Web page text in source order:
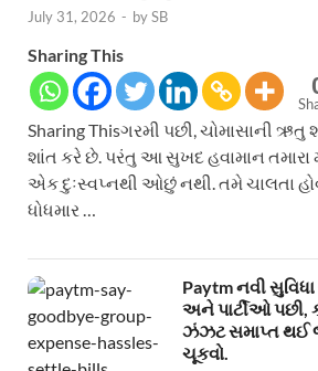
July 31, 2026 - bySB
Sharing This
Sharing Thisગરમી પછી, ચોમાસાની
શાંત કરે છે. પરંતુ આ સુખદ હવામાન તમારા
એક દુઃસ્વપ્નથી ઓછું નથી. તમે ચાલતા
ધોધમાર …
Paytm નવી
અને પાર્ટીઓ પછી,
ઝંઝટ સમાપ્ત થઈ
ચૂકવો.